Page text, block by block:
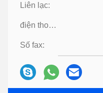
Liên lạc:
điện thoại:
Số fax: